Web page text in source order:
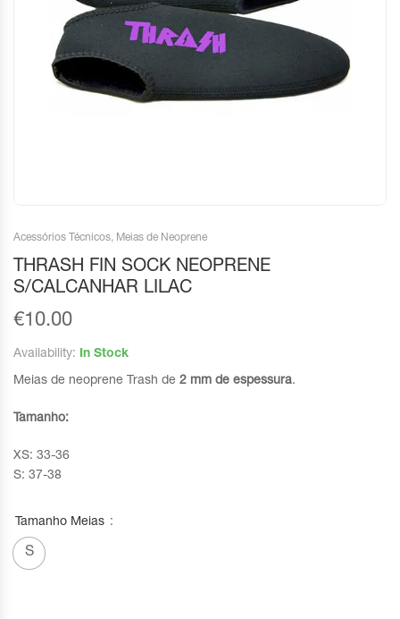
Acessórios Técnicos, Meias de Neoprene
THRASH FIN SOCK NEOPRENE
S/CALCANHAR LILAC
€10.00
Availability: In Stock
Meias de neoprene Trash de 2 mm de espessura.
Tamanho:
XS: 33-36
S: 37-38
Tamanho Meias
S